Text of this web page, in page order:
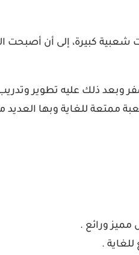
ذلك عليه تطوير وتدريب
ممتعة للغاية وبها العديد
مميز ورائع .